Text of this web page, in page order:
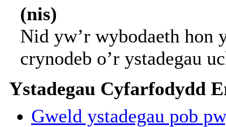
(nis)
Nid yw’r wybodaeth hon
crynodeb o’r ystadegau
Ystadegau Cyfarfodydd
Gweld ystadegau pob